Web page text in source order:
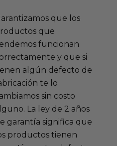
que los
que
funcionan
y que si
algún defecto de
te lo
sin costo
La ley de 2 años
garantía significa que
productos tienen